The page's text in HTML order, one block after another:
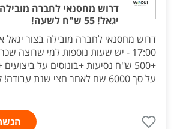
דרוש מחסנאי לחברה
יגאל! 55 ש"ח לשעה!
+500 ש"ח נסיעות +בונוסים על
על סך 6000 שח לאחר חצי שנת עבודה! קליטה ישירה...